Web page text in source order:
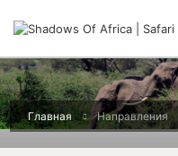
Главная Направления